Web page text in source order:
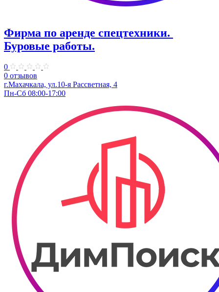
Фирма по аренде спецтехники. ​
Буровые работы.
0
0 отзывов
г.Махачкала, ул.10-я Рассветная, 4
Пн-Сб 08:00-17:00